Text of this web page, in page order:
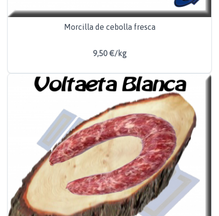
Morcilla de cebolla fresca
9,50 €/kg